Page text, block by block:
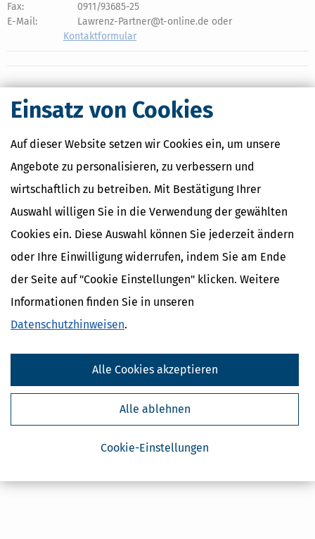
Einsatz von Cookies
Auf dieser Website setzen wir Cookies ein, um unsere
Angebote zu personalisieren, zu verbessern und
wirtschaftlich zu betreiben. Mit Bestätigung Ihrer
Auswahl willigen Sie in die Verwendung der gewählten
Cookies ein. Diese Auswahl können Sie jederzeit ändern
oder Ihre Einwilligung widerrufen, indem Sie am Ende
der Seite auf "Cookie Einstellungen" klicken. Weitere
Informationen finden Sie in unseren
Datenschutzhinweisen.
Cookie-Einstellungen
Alle ablehnen
Alle Cookies akzeptieren
Fax:
0911/93685-25
E-Mail:
Lawrenz-Partner@t-online.de oder
Kontaktformular